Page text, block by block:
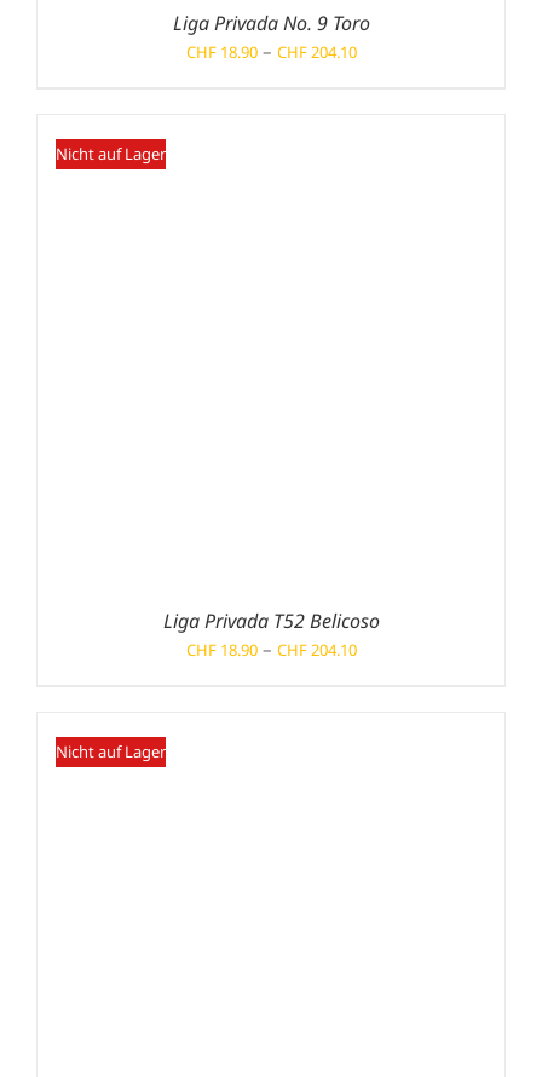
Liga Privada No. 9 Toro
CHF18.90 – CHF204.10Preisspanne:
Nicht auf Lager
Liga Privada T52 Belicoso
CHF18.90 – CHF204.10Preisspanne:
Nicht auf Lager